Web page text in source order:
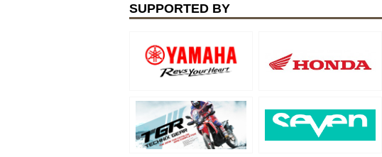
SUPPORTED BY